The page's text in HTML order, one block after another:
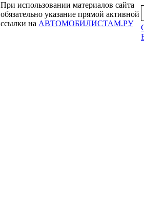
При использовании материалов сайта
обязательно указание прямой активной
ссылки на АВТОМОБИЛИСТАМ.РУ